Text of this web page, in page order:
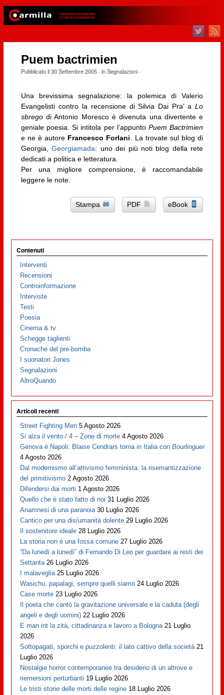
Puem bactrimien
Pubblicato il30 Settembre 2005· inSegnalazioni·
Una brevissima segnalazione: la polemica di Valerio
Evangelisti contro la recensione di Silvia Dai Pra’ aLo
sbregodi Antonio Moresco è divenuta una divertente e
geniale poesia. Si intitola per l’appuntoPuem Bactrimien
e ne è autore Francesco Forlani. La trovate sul blog di
Georgia,Georgiamada: uno dei più noti blog della rete
dedicati a politica e letteratura.
Per una migliore comprensione, è raccomandabile
leggere le note.
Stampa PDF eBook
Contenuti
Interventi
Recensioni
Controinformazione
Interviste
Testi
Poesia
Cinema & tv
Schegge taglienti
Cronache del pre-bomba
I suonatori Jones
Segnalazioni
AltroQuando
Articoli recenti
Street Fighting Men 5 Agosto 2026
Si alza il vento / 4 – Zone di morte 4 Agosto 2026
Genova è Napoli: Blaise Cendrars torna in Italia conBourlinguer
4 Agosto 2026
Dal modernismo all’attivismo femminista: la risemantizzazione
del primitivismo 2 Agosto 2026
Difendersi dai morti 1 Agosto 2026
Quello che è stato fatto di noi 31 Luglio 2026
Anamnesi di una paranoia 30 Luglio 2026
Cantico per una dis/umanità dolente 29 Luglio 2026
Il sostenitore ideale 28 Luglio 2026
La storia non è una fossa comune 27 Luglio 2026
“Da lunedì a lunedì” di Fernando Di Leo per guardare ai resti dei
Settanta 26 Luglio 2026
I malaveglia 25 Luglio 2026
Wasichu, papalagi, sempre quelli siamo 24 Luglio 2026
Case morte 23 Luglio 2026
Il poeta che cantò la gravitazione universale e la caduta (degli
angeli e degli uomini) 22 Luglio 2026
E man int la zità, cittadinanza e lavoro a Bologna 21 Luglio
2026
Sottopagati, sporchi e puzzolenti: il lato cattivo della società 21
Luglio 2026
Nostalgie horror contemporanee tra desiderio di un altrove e
riemersioni perturbanti 19 Luglio 2026
Le tristi storie delle morti delle regine 18 Luglio 2026